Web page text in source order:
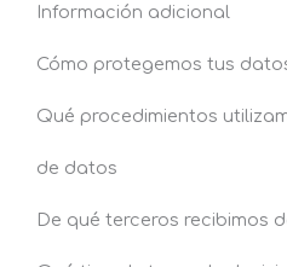
Información adicional
Cómo protegemos tus
Qué procedimientos
de datos
De qué terceros recibimos